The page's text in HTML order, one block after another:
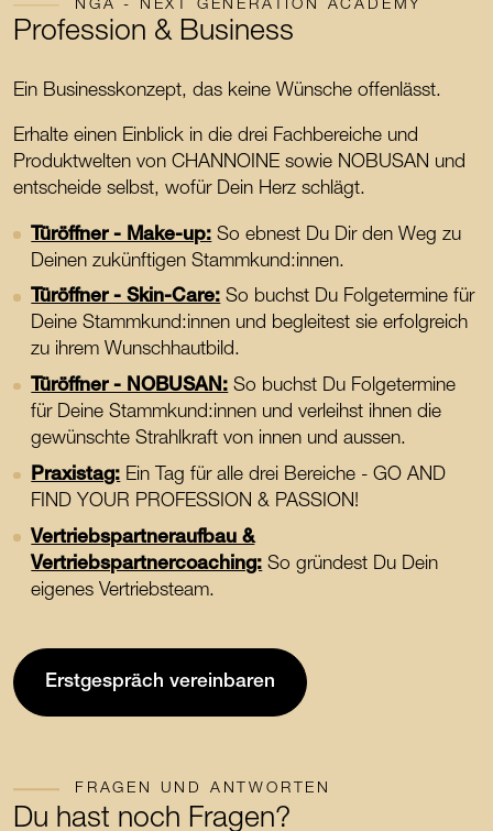
NGA - NEXT GENERATION ACADEMY
Profession & Business
Ein Businesskonzept, das keine Wünsche offenlässt.
Erhalte einen Einblick in die drei Fachbereiche und
Produktwelten von CHANNOINE sowie NOBUSAN und
entscheide selbst, wofür Dein Herz schlägt.
Türöffner - Make-up: So ebnest Du Dir den Weg zu
Deinen zukünftigen Stammkund:innen.
Türöffner - Skin-Care: So buchst Du Folgetermine für
Deine Stammkund:innen und begleitest sie erfolgreich
zu ihrem Wunschhautbild.
Türöffner - NOBUSAN: So buchst Du Folgetermine
für Deine Stammkund:innen und verleihst ihnen die
gewünschte Strahlkraft von innen und aussen.
Praxistag: Ein Tag für alle drei Bereiche - GO AND
FIND YOUR PROFESSION & PASSION!
Vertriebspartneraufbau &
Vertriebspartnercoaching: So gründest Du Dein
eigenes Vertriebsteam.
Erstgespräch vereinbaren
FRAGEN UND ANTWORTEN
Du hast noch Fragen?